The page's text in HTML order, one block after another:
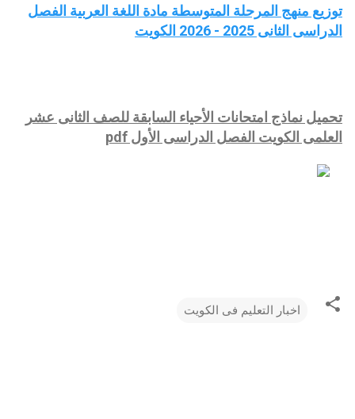
توزيع منهج المرحلة المتوسطة مادة اللغة العربية الفصل
الدراسى الثانى 2025 - 2026 الكويت
تحميل نماذج امتحانات الأحياء السابقة للصف الثانى عشر
العلمى الكويت الفصل الدراسى الأول pdf
اخبار التعليم فى الكويت